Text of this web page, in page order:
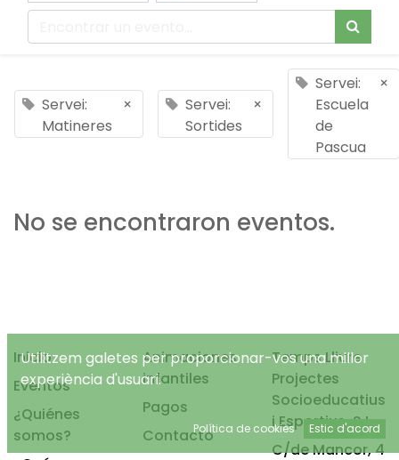
Servei:
Matineres
×
Servei:
Sortides
×
Servei:
Escuela
de
Pascua
×
No se encontraron eventos.
Inicio
Eventos
¿Quiénes
somos?
Animaciones
infantiles
Pagos
Contacto
Temps Lliure
Projectes
Socioeducatius
i Esportius, S.L.
C/de Mancor, 4
Utilitzem galetes per proporcionar-vos una millor
experiència d'usuari.
Política de cookies Estic d'acord